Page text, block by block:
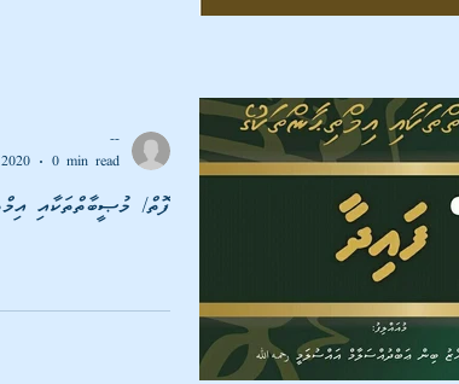
ފޮތް/ މުޞީބާތްތަކާއި
--
0 min read